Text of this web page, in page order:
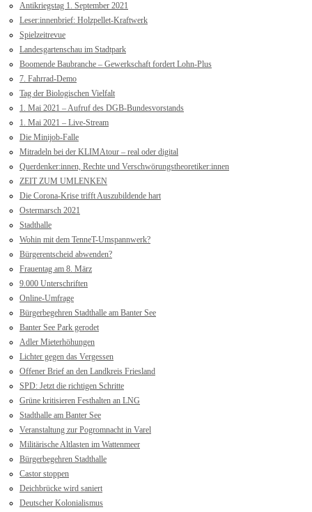
Antikriegstag 1. September 2021
Leser:innenbrief: Holzpellet-Kraftwerk
Spielzeitrevue
Landesgartenschau im Stadtpark
Boomende Baubranche – Gewerkschaft fordert Lohn-Plus
7. Fahrrad-Demo
Tag der Biologischen Vielfalt
1. Mai 2021 – Aufruf des DGB-Bundesvorstands
1. Mai 2021 – Live-Stream
Die Minijob-Falle
Mitradeln bei der KLIMAtour – real oder digital
Querdenker:innen, Rechte und Verschwörungstheoretiker:innen
ZEIT ZUM UMLENKEN
Die Corona-Krise trifft Auszubildende hart
Ostermarsch 2021
Stadthalle
Wohin mit dem TenneT-Umspannwerk?
Bürgerentscheid abwenden?
Frauentag am 8. März
9.000 Unterschriften
Online-Umfrage
Bürgerbegehren Stadthalle am Banter See
Banter See Park gerodet
Adler Mieterhöhungen
Lichter gegen das Vergessen
Offener Brief an den Landkreis Friesland
SPD: Jetzt die richtigen Schritte
Grüne kritisieren Festhalten an LNG
Stadthalle am Banter See
Veranstaltung zur Pogromnacht in Varel
Militärische Altlasten im Wattenmeer
Bürgerbegehren Stadthalle
Castor stoppen
Deichbrücke wird saniert
Deutscher Kolonialismus